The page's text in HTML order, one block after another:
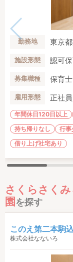
勤務地 東京
施設形態 認可
募集職種 保育士
雇用形態 正社員
年間休日120日以上
持ち帰りなし
行事
借り上げ社宅あり
さくらさく
園 を探す
このえ第二本駒
株式会社なないろ